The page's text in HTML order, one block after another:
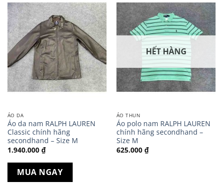
ÁO DA
Áo da nam RALPH LAUREN
Classic chính hãng
secondhand – Size M
1.940.000 ₫
MUA NGAY
HẾT HÀNG
ÁO THUN
Áo polo nam RALPH LAUREN
chính hãng secondhand –
Size M
625.000 ₫